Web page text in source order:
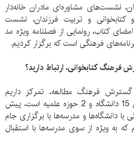
نشست‌های مشاوره‌ای مادران خانه‌دار
و تربیت فرزندان، نشست
کتاب، رونمایی از فصلنامه ویژه مد
فرهنگی است که برگزار کردیم.
فرهنگ کتابخوانی، ارتباط دارید؟
فرهنگ مطالعه، تمرکز داریم
دانشگاه‌ها هستند، آمل دارای 15 دانشگاه و 2 حوزه علمیه است، پیش
با دانشگاه‌ها و مدرسه‌ها با برگزاری جام
که به ویژه از سوی مدرسه‌ها با استقبال